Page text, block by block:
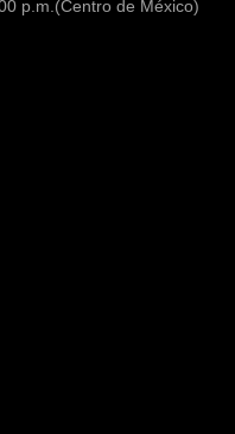
p.m.(Centro de México)